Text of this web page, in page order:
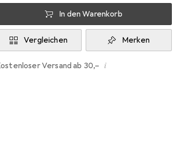
In den Warenkorb
Vergleichen Merken
Kostenloser Versand ab 30,– i